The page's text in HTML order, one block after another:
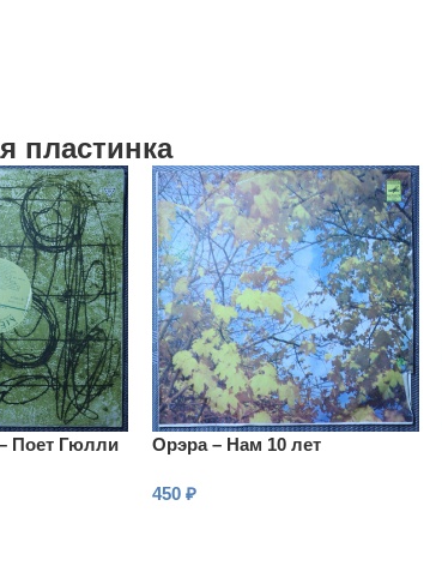
пластинка
Поет Гюлли
Орэра – Нам 10 лет
450₽